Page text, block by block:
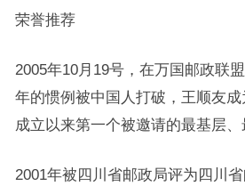
荣誉推荐
2005年10月19号，在万国邮政联
年的惯例被中国人打破，王顺友
成立以来第一个被邀请的最基层、
2001年被四川省邮政局评为四川省